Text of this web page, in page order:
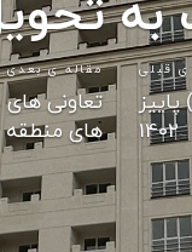
به
ی قبلی
1402
مقاله ی بعدی
های منطقه ۲۲ تهران دریاچه چیتگر